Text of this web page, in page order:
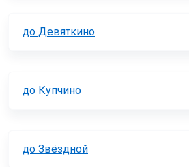
до Девяткино
до Купчино
до Звёздной